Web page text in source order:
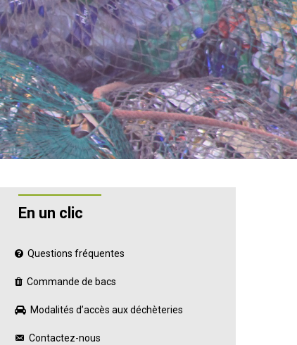
En un clic
Questions fréquentes
Commande de bacs
Modalités d’accès aux déchèteries
Contactez-nous